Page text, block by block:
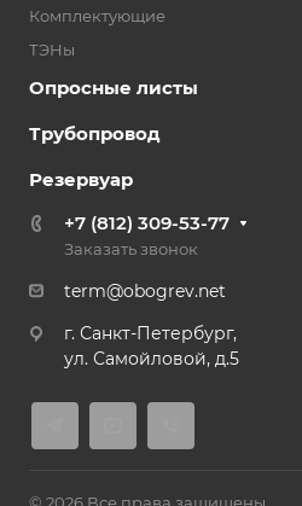
Комплектующие
ТЭНы
Опросные листы
Трубопровод
Резервуар
+7 (812) 309-53-77
Заказать звонок
term@obogrev.net
г. Санкт-Петербург,
ул. Самойловой, д.5